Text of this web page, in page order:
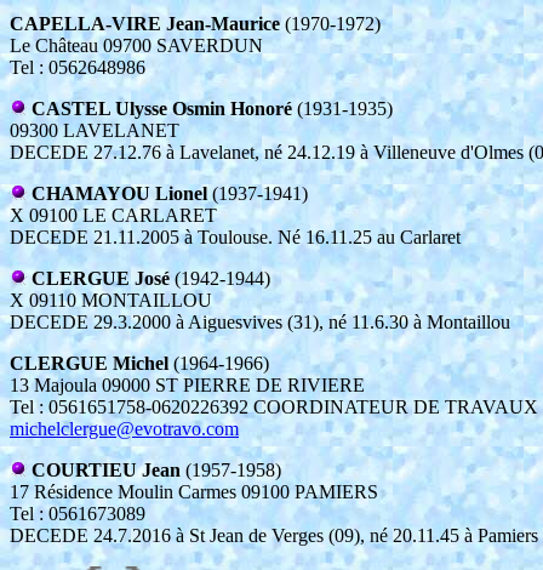
CAPELLA-VIRE Jean-Maurice(1970-1972)
Le Château 09700 SAVERDUN
Tel : 0562648986
CASTEL Ulysse Osmin Honoré (1931-1935)
09300 LAVELANET
DECEDE 27.12.76 à Lavelanet, né 24.12.19 à Villeneuve d'Olmes
CHAMAYOU Lionel (1937-1941)
X 09100 LE CARLARET
DECEDE 21.11.2005 à Toulouse. Né 16.11.25 au Carlaret
CLERGUE José(1942-1944)
X 09110 MONTAILLOU
DECEDE 29.3.2000 à Aiguesvives (31), né 11.6.30 à Montaillou
CLERGUE Michel (1964-1966)
13 Majoula 09000 ST PIERRE DE RIVIERE
Tel : 0561651758-0620226392 COORDINATEUR DE TRAVAUX
michelclergue@evotravo.com
COURTIEU Jean (1957-1958)
17 Résidence Moulin Carmes 09100 PAMIERS
Tel : 0561673089
DECEDE 24.7.2016 à St Jean de Verges (09), né 20.11.45 à Pamiers